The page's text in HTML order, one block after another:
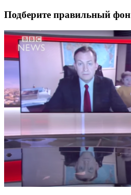
Подберите правильный фон